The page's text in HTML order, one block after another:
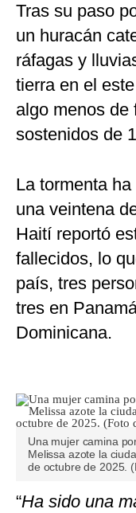
Tras su paso
un huracán
ráfagas y
tierra en el
algo menos de
sostenidos de
La tormenta
una veintena
Haití reportó
fallecidos, lo
país, tres
tres en
Dominicana.
Una mujer camina
Melissa azote la
de octubre de 2025.
“Ha sido una